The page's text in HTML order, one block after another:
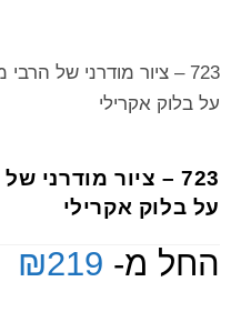
723 – ציור מודרני של
על בלוק אקרילי
723 – ציור מודרני
על בלוק אקרילי
החל מ- ₪219